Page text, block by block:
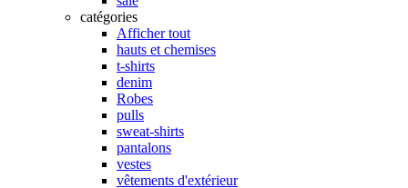
catégories
Afficher tout
hauts et chemises
t-shirts
denim
Robes
pulls
sweat-shirts
pantalons
vestes
vêtements d'extérieur